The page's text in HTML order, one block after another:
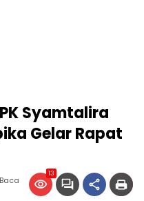
Syamtalira
Gelar Rapat
13